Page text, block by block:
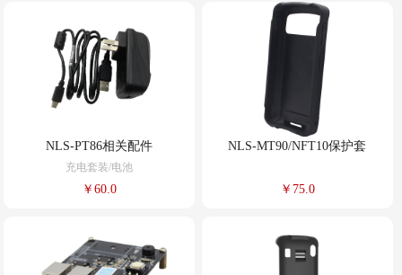
NLS-PT86相关配件
充电套装/电池
￥60.0
NLS-MT90/NFT10保护套
￥75.0